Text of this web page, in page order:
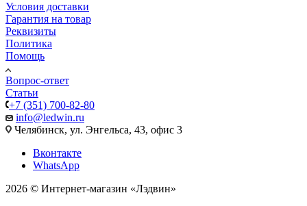
Условия доставки
Гарантия на товар
Реквизиты
Политика
Помощь
Вопрос-ответ
Статьи
+7 (351) 700-82-80
info@ledwin.ru
Челябинск, ул. Энгельса, 43, офис 3
Вконтакте
WhatsApp
2026 © Интернет-магазин «Лэдвин»